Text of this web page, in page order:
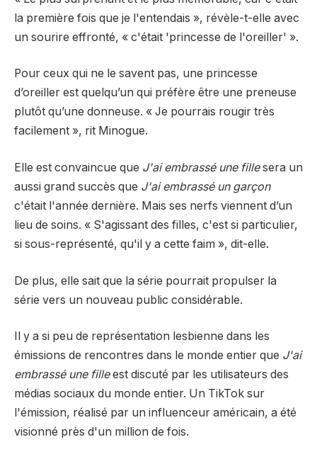
la première fois que je l'entendais », révèle-t-elle avec
un sourire effronté, « c'était 'princesse de l'oreiller' ».
Pour ceux qui ne le savent pas, une princesse
d’oreiller est quelqu’un qui préfère être une preneuse
plutôt qu’une donneuse. « Je pourrais rougir très
facilement », rit Minogue.
Elle est convaincue que J'ai embrassé une fillesera un
aussi grand succès que J'ai embrassé un garçon
c'était l'année dernière. Mais ses nerfs viennent d’un
lieu de soins. « S'agissant des filles, c'est si particulier,
si sous-représenté, qu'il y a cette faim », dit-elle.
De plus, elle sait que la série pourrait propulser la
série vers un nouveau public considérable.
Il y a si peu de représentation lesbienne dans les
émissions de rencontres dans le monde entier que J'ai
embrassé une filleest discuté par les utilisateurs des
médias sociaux du monde entier. Un TikTok sur
l'émission, réalisé par un influenceur américain, a été
visionné près d'un million de fois.